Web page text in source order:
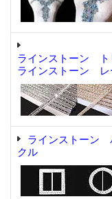
ラインストーン ト
ラインストーン レ
ラインストーン
クル